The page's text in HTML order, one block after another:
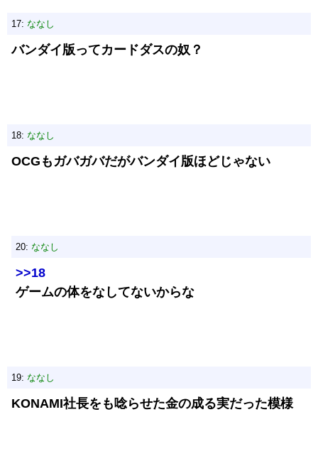
17: ななし
バンダイ版ってカードダスの奴？
18: ななし
OCGもガバガバだがバンダイ版ほどじゃない
20: ななし
>>18
ゲームの体をなしてないからな
19: ななし
KONAMI社長をも唸らせた金の成る実だった模様